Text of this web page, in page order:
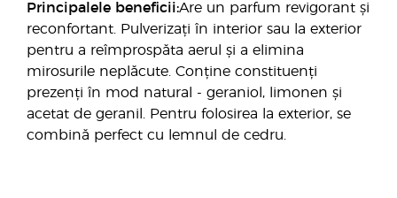
Principalele beneficii:Are un parfum revigorant și
reconfortant. Pulverizați în interior sau la exterior
pentru a reîmprospăta aerul și a elimina
mirosurile neplăcute. Conține constituenți
prezenți în mod natural - geraniol, limonen și
acetat de geranil. Pentru folosirea la exterior, se
combină perfect cu lemnul de cedru.